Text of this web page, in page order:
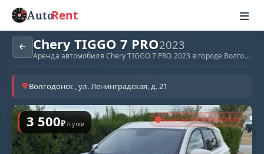
AutoRent
Chery TIGGO 7 PRO2023
Аренда автомобиля Chery TIGGO 7 PRO 2023 в городе Волгодонск
Волгодонск , ул. Ленинградская, д. 21
3 500₽/сутки Занят до 07.08.2026 20:00